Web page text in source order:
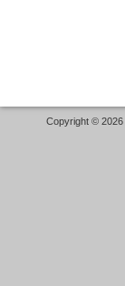
Copyright © 2026